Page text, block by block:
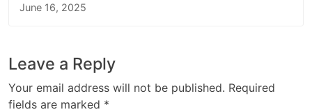
June 16, 2025
Leave a Reply
Your email address will not be published. Required
fields are marked *